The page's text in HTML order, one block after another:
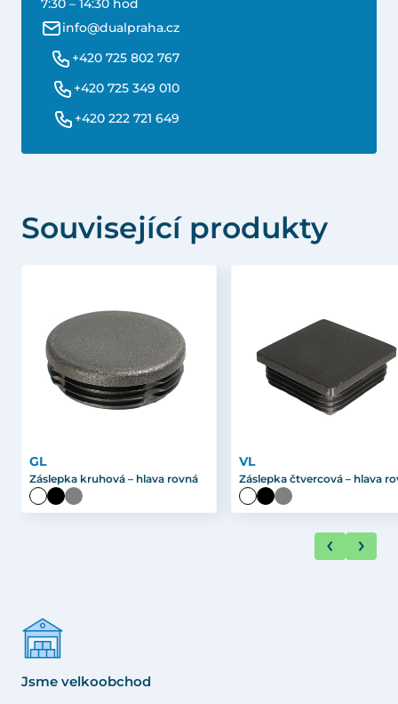
7:30 – 14:30 hod
info@dualpraha.cz
+420 725 802 767
+420 725 349 010
+420 222 721 649
Související produkty
GL
Záslepka kruhová – hlava rovná
VL
Záslepka čtvercová – hlava
Jsme velkoobchod